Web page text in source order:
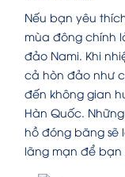
Nếu bạn yêu
mùa đông chính
đảo Nami. Khi
cả hòn đảo như
đến không gian
Hàn Quốc.
hồ đóng băng sẽ
lãng mạn để bạn